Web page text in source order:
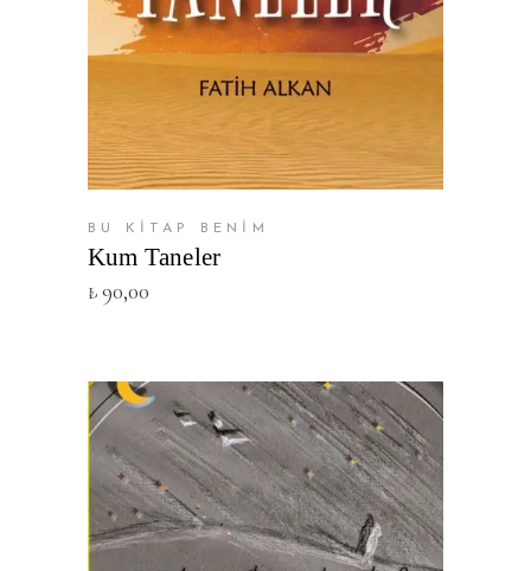
SEPETE EKLE
BU KİTAP BENİM
Kum Taneler
₺90,00
SEPETE EKLE